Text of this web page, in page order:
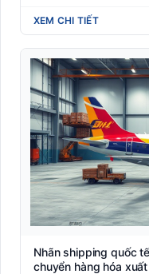
XEM CHI TIẾT
Nhãn shipping quốc
chuyển hàng hóa